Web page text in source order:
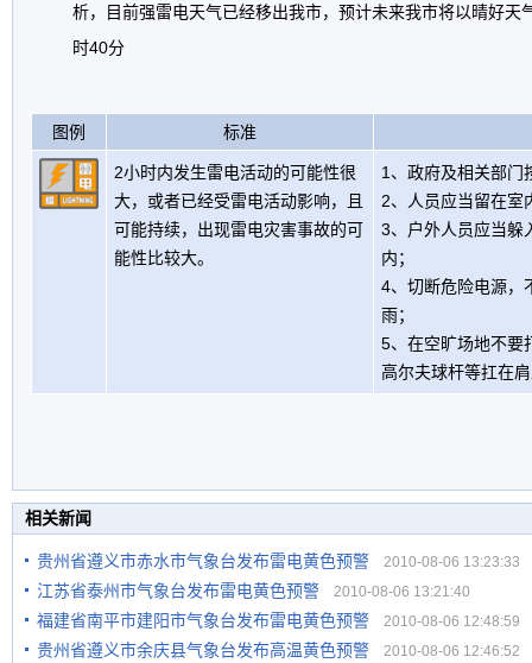
析，目前强雷电天气已经移出我市，预计未来我市将以晴好天
时40分
图例 标准
2小时内发生雷电活动的可能性很
大，或者已经受雷电活动影响，且
可能持续，出现雷电灾害事故的可
能性比较大。
1、政府及相关部门
2、人员应当留在室
3、户外人员应当躲
内；
4、切断危险电源，
雨；
5、在空旷场地不要
高尔夫球杆等扛在
相关新闻
贵州省遵义市赤水市气象台发布雷电黄色预警 2010-08-06 13:23:33
江苏省泰州市气象台发布雷电黄色预警 2010-08-06 13:21:40
福建省南平市建阳市气象台发布雷电黄色预警 2010-08-06 12:48:59
贵州省遵义市余庆县气象台发布高温黄色预警 2010-08-06 12:46:52